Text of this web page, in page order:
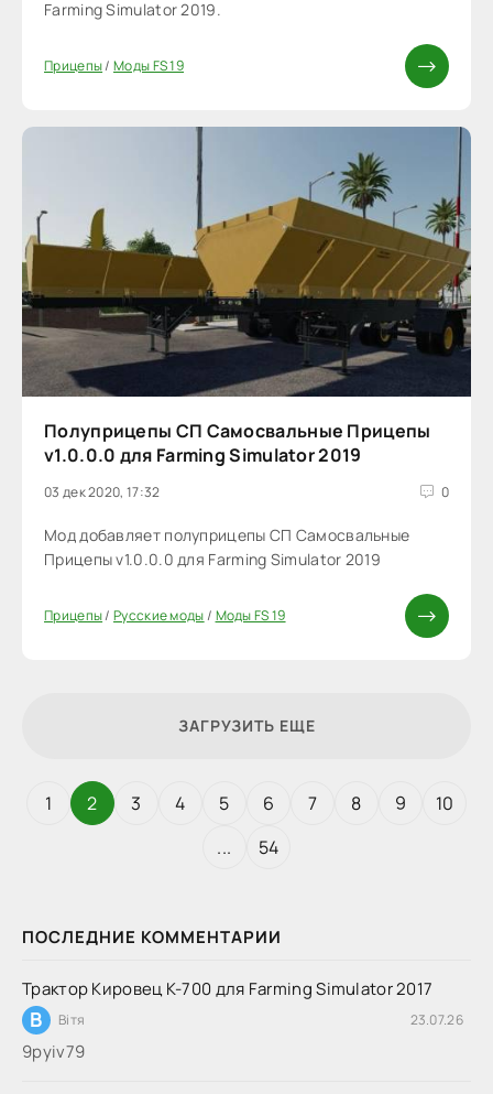
ПОСЛЕДНИЕ КОММЕНТАРИИ
Трактор Кировец К-700 для Farming Simulator 2017
В Вітя 23.07.26
9руіv79
Farming Simulator 2019.
Прицепы/Моды FS 19
Полуприцепы СП Самосвальные Прицепы
v1.0.0.0 для Farming Simulator 2019
03 дек 2020, 17:32 0
Мод добавляет полуприцепы СП Самосвальные
Прицепы v1.0.0.0 для Farming Simulator 2019
Прицепы/Русские моды/ Моды FS 19
ЗАГРУЗИТЬ ЕЩЕ
1 2 3 4 5 6 7 8 9
10
...
54